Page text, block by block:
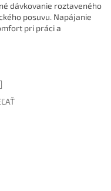
dávkovanie roztaveného
posuvu. Napájanie
pri práci a